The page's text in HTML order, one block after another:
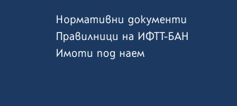
Нормативни документи
Правилници на ИФТТ-БАН
Имоти под наем